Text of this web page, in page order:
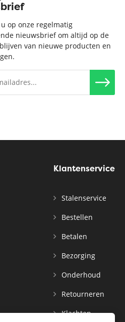
op onze regelmatig
nieuwsbrief om altijd op de
van nieuwe producten en
Klantenservice
Stalenservice
Bestellen
Betalen
Bezorging
Onderhoud
Retourneren
Klachten